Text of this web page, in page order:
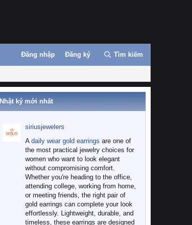
Đăng nhập Đăng ký Tìm kiếm
Nhật ký mới nhất
siriusjewelers
A daily wear gold earrings are one of
the most practical jewelry choices for
women who want to look elegant
without compromising comfort.
Whether you're heading to the office,
attending college, working from home,
or meeting friends, the right pair of
gold earrings can complete your look
effortlessly. Lightweight, durable, and
timeless, these earrings are designed